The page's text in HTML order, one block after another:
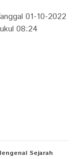
01-10-2022
08:24
Sejarah